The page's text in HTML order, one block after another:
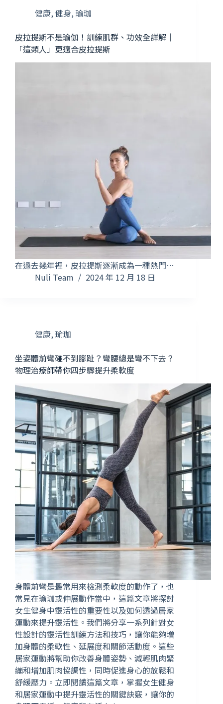
健康, 健身, 瑜珈
皮拉提斯不是瑜伽！訓練肌群、功效全詳解｜
「這類人」更適合皮拉提斯
在過去幾年裡，皮拉提斯逐漸成為一種熱門…
Nuli Team
2024 年 12 月 18 日
健康, 瑜珈
坐姿體前彎碰不到腳趾？彎腰總是彎不下去？
物理治療師帶你四步驟提升柔軟度
身體前彎是最常用來檢測柔軟度的動作了，也
常見在瑜珈或伸展動作當中，這篇文章將探討
女生健身中靈活性的重要性以及如何透過居家
運動來提升靈活性。我們將分享一系列針對女
性設計的靈活性訓練方法和技巧，讓你能夠增
加身體的柔軟性、延展度和關節活動度。這些
居家運動將幫助你改善身體姿勢、減輕肌肉緊
繃和增加肌肉協調性，同時促進身心的放鬆和
舒緩壓力。立即閱讀這篇文章，掌握女生健身
和居家運動中提升靈活性的關鍵訣竅，讓你的